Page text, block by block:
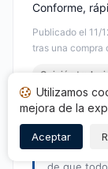
Publicado el 11/
tras una compra
Conforme,
Opinión
Respuesta
Publicada el
Gracias por
Utilizamos
mejora de la
Aceptar